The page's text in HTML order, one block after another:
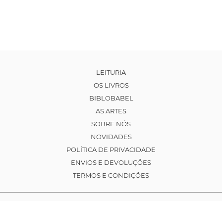
LEITURIA
OS LIVROS
BIBLOBABEL
AS ARTES
SOBRE NÓS
NOVIDADES
POLÍTICA DE PRIVACIDADE
ENVIOS E DEVOLUÇÕES
TERMOS E CONDIÇÕES